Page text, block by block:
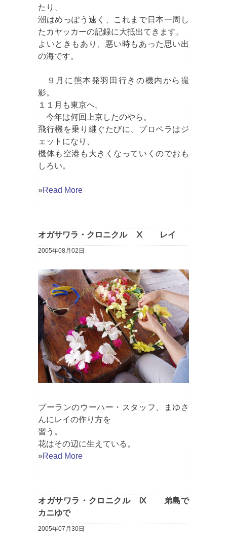
たり、
潮はめっぽう速く、これまで日本一周し
たカヤッカーの記録に大抵出てきます。
よいときもあり、悪い時もあった思い出
の海です。
９月に熊本発羽田行きの機内から撮
影。
１１月も東京へ。
今年は何回上京したのやら。
飛行機を乗り継ぐたびに、プロペラはジ
ェットになり、
機体も空港も大きくなっていくのでおも
しろい。
»Read More
オガサワラ・クロニクル Ⅹ レイ
2005年08月02日
プーランのウーハー・スタッフ、まゆさ
んにレイの作り方を
習う。
花はその辺に生えている。
»Read More
オガサワラ・クロニクル Ⅸ 弟島で
カニゆで
2005年07月30日